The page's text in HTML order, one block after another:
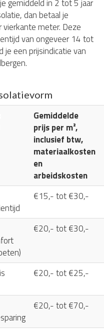
gemiddeld in 2 tot 5 jaar
dan betaal je
vierkante meter. Deze
van ongeveer 14 tot
je een prijsindicatie van
Gemiddelde
prijs per m²,
inclusief btw,
materiaalkosten
en
arbeidskosten
€15,- tot €30,-
€20,- tot €30,-
€20,- tot €25,-
€20,- tot €70,-